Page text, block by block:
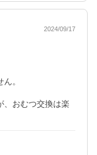
2024/09/17
。
、おむつ交換は楽